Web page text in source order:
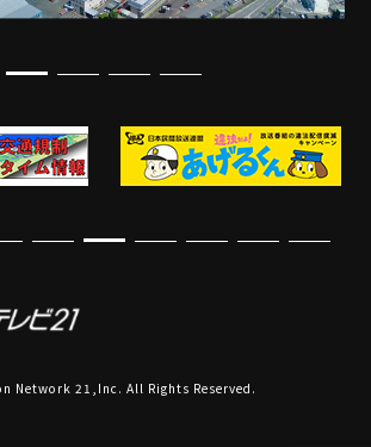
Network 21,Inc. All Rights Reserved.